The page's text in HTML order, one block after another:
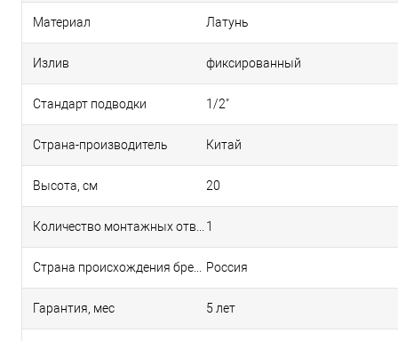
Материал Латунь
Излив фиксированный
Стандарт подводки 1/2"
Страна-производитель Китай
Высота, см 20
1
Россия
Гарантия, мес 5 лет